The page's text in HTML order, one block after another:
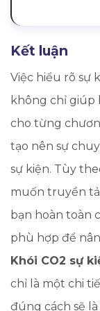
Kết luận
Việc hiểu rõ sự
không chỉ giúp
cho từng
tạo nên sự
sự kiện. Tùy
muốn truyền
bạn hoàn toàn
phù hợp để
Khói CO2 sự
chỉ là một chi
đúng cách sẽ